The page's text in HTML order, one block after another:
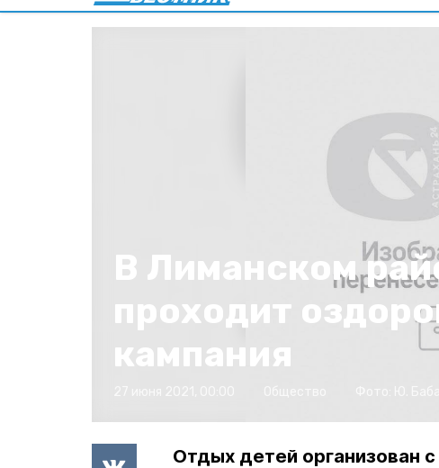
В Лиманском
проходит
кампания
Отдых детей организован